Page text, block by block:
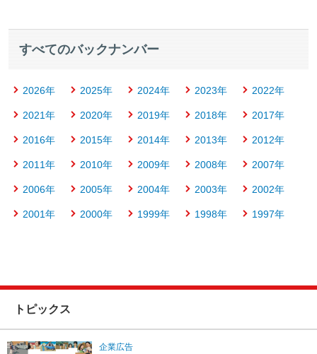
すべてのバックナンバー
2026年 2025年 2024年 2023年 2022年
2021年 2020年 2019年 2018年 2017年
2016年 2015年 2014年 2013年 2012年
2011年 2010年 2009年 2008年 2007年
2006年 2005年 2004年 2003年 2002年
2001年 2000年 1999年 1998年 1997年
トピックス
企業広告